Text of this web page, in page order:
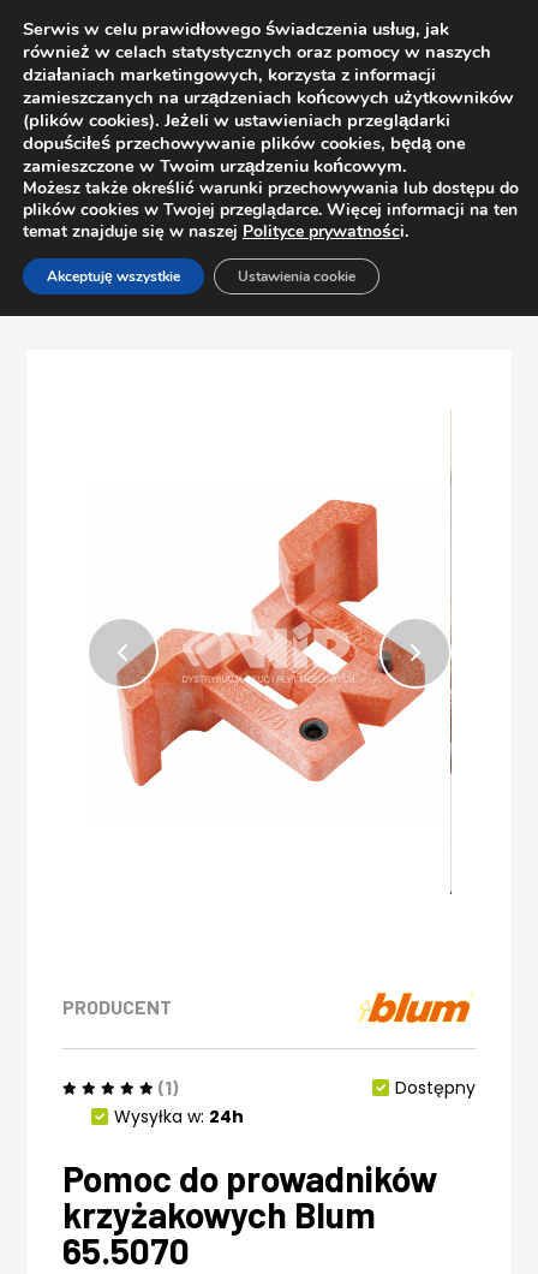
Strona główna
Sklep
Pomoce montażowe, wzorniki
PRODUCENT
(1)
Dostępny
Wysyłka w: 24h
Pomoc do prowadników
krzyżakowych Blum
65.5070
Serwis w celu prawidłowego świadczenia usług, jak
również w celach statystycznych oraz pomocy w naszych
działaniach marketingowych, korzysta z informacji
zamieszczanych na urządzeniach końcowych użytkowników
(plików cookies). Jeżeli w ustawieniach przeglądarki
dopuściłeś przechowywanie plików cookies, będą one
zamieszczone w Twoim urządzeniu końcowym.
Możesz także określić warunki przechowywania lub dostępu do
plików cookies w Twojej przeglądarce. Więcej informacji na ten
temat znajduje się w naszej Polityce prywatności.
Akceptuję wszystkie Ustawienia cookie